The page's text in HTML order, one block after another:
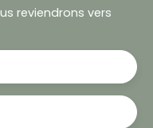
reviendrons vers